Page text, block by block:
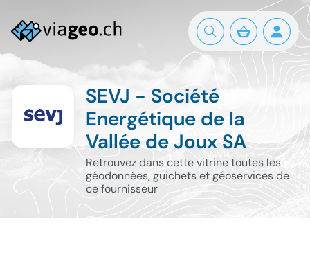
SEVJ - Société
Energétique de la
Vallée de Joux SA
Retrouvez dans cette vitrine toutes les
géodonnées, guichets et géoservices de
ce fournisseur